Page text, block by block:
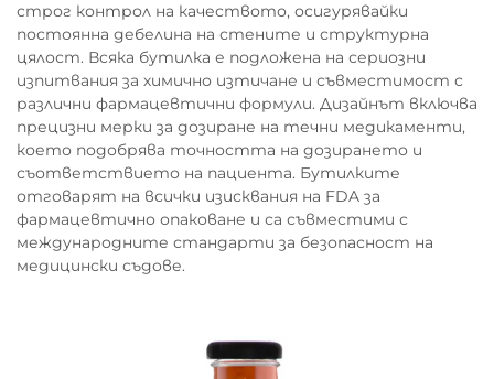
строг контрол на качеството, осигурявайки
постоянна дебелина на стените и структурна
цялост. Всяка бутилка е подложена на сериозни
изпитвания за химично изтичане и съвместимост с
различни фармацевтични формули. Дизайнът включва
прецизни мерки за дозиране на течни медикаменти,
което подобрява точността на дозирането и
съответствието на пациента. Бутилките
отговарят на всички изисквания на FDA за
фармацевтично опаковане и са съвместими с
международните стандарти за безопасност на
медицински съдове.